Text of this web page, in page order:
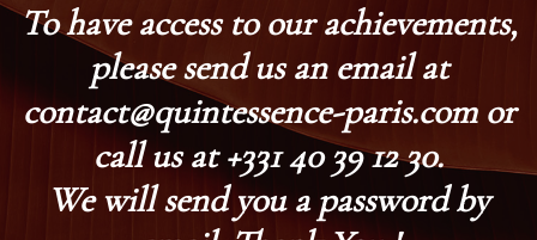
To have access to our achievements,
please send us an email at
contact@quintessence-paris.com or
call us at +331 40 39 12 30.
We will send you a password by